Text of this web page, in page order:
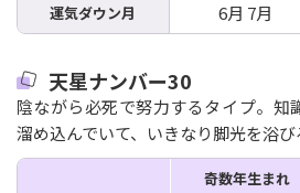
運気ダウン月 6月 7月
天星ナンバー30
陰ながら必死で努力するタイプ。知
溜め込んでいて、いきなり脚光を浴び
奇数年生まれ